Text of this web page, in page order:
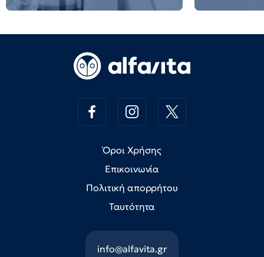
Όροι Χρήσης
Επικοινωνία
Πολιτική απορρήτου
Ταυτότητα
info@alfavita.gr